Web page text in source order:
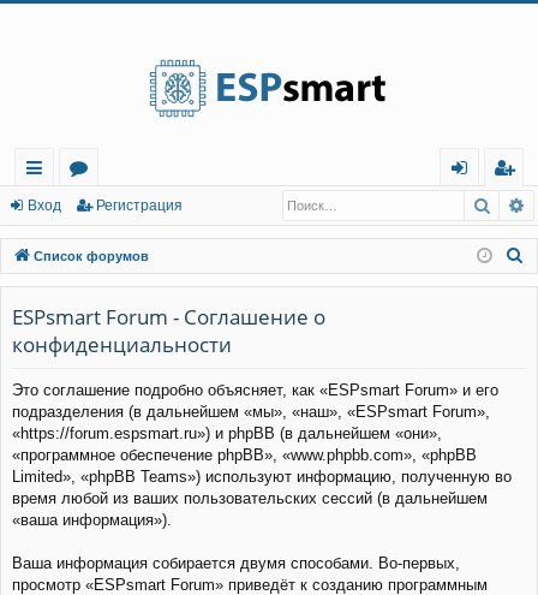
с
ы
лк
и
о
ру
м
ы
д
г
ис
тр
Вход Регистрация
Список форумов
ESPsmart Forum - Соглашение о
конфиденциальности
Это соглашение подробно объясняет, как «ESPsmart Forum» и его
подразделения (в дальнейшем «мы», «наш», «ESPsmart Forum»,
«https://forum.espsmart.ru») и phpBB (в дальнейшем «они»,
«программное обеспечение phpBB», «www.phpbb.com», «phpBB
Limited», «phpBB Teams») используют информацию, полученную во
время любой из ваших пользовательских сессий (в дальнейшем
«ваша информация»).
Ваша информация собирается двумя способами. Во-первых,
просмотр «ESPsmart Forum» приведёт к созданию программным